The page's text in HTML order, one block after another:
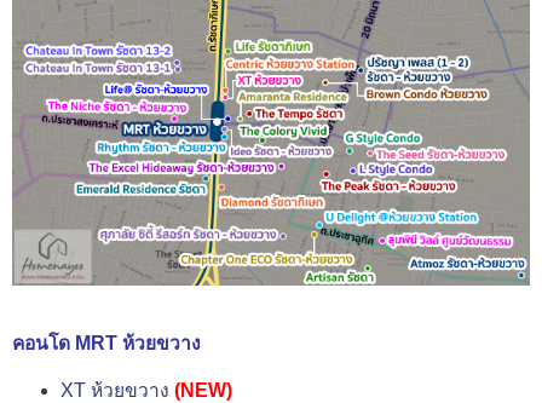
คอนโด MRT ห้วยขวาง
XT ห้วยขวาง (NEW)